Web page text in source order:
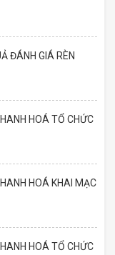
ĐÁNH GIÁ RÈN
HOÁ TỔ CHỨC
HOÁ KHAI MẠC
HOÁ TỔ CHỨC